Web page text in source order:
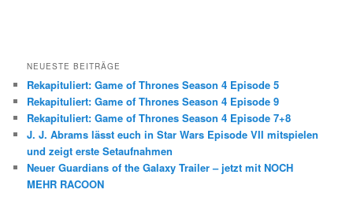
NEUESTE BEITRÄGE
Rekapituliert: Game of Thrones Season 4 Episode 5
Rekapituliert: Game of Thrones Season 4 Episode 9
Rekapituliert: Game of Thrones Season 4 Episode 7+8
J. J. Abrams lässt euch in Star Wars Episode VII mitspielen
und zeigt erste Setaufnahmen
Neuer Guardians of the Galaxy Trailer – jetzt mit NOCH
MEHR RACOON